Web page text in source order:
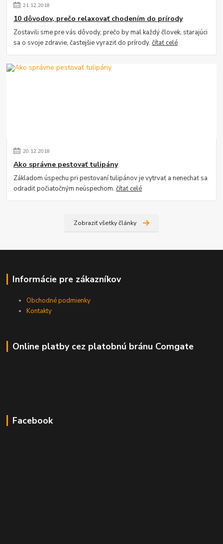
21.12.2018
10 dôvodov, prečo relaxovať chodením do prírody
Zostavili sme pre vás dôvody, prečo by mal každý človek, starajúci
sa o svoje zdravie, častejšie vyraziť do prírody.čítať celé
20.12.2018
Ako správne pestovať tulipány
Základom úspechu pri pestovaní tulipánov je vytrvať a nenechať sa
odradiť počiatočným neúspechom.čítať celé
Zobraziť všetky články
Informácie pre zákazníkov
Obchodné podmienky
Kontakty
Online platby cez platobnú bránu Comgate
Facebook